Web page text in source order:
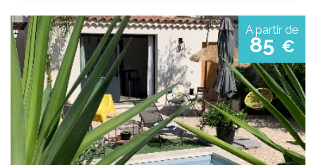
A partir de
85 €